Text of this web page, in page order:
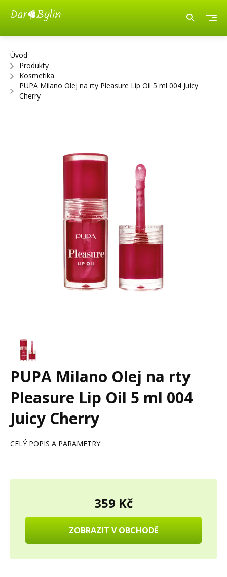
Úvod
Produkty
Kosmetika
PUPA Milano Olej na rty Pleasure Lip Oil 5 ml 004 Juicy
Cherry
PUPA Milano Olej na rty
Pleasure Lip Oil 5 ml 004
Juicy Cherry
CELÝ POPIS A PARAMETRY
359 Kč
ZOBRAZIT V OBCHODĚ